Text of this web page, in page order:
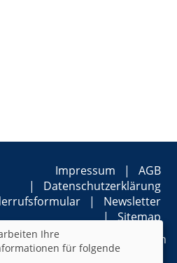
Impressum
AGB
Datenschutzerklärung
Newsletter
Sitemap
Cookie Einstellungen
Ihre
für folgende